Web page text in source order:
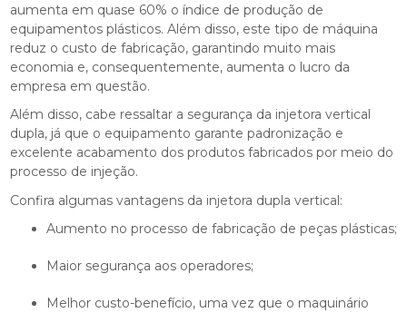
aumenta em quase 60% o índice de produção de
equipamentos plásticos. Além disso, este tipo de máquina
reduz o custo de fabricação, garantindo muito mais
economia e, consequentemente, aumenta o lucro da
empresa em questão.
Além disso, cabe ressaltar a segurança da injetora vertical
dupla, já que o equipamento garante padronização e
excelente acabamento dos produtos fabricados por meio do
processo de injeção.
Confira algumas vantagens da injetora dupla vertical:
Aumento no processo de fabricação de peças plásticas;
Maior segurança aos operadores;
Melhor custo-benefício, uma vez que o maquinário